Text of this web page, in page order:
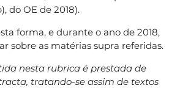
do OE de 2018).
forma, e durante o ano de 2018,
sobre as matérias supra referidas.
nesta rubrica é prestada de
tratando-se assim de textos